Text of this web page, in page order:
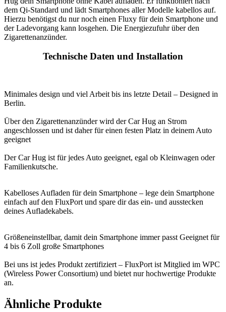
dem Qi-Standard und lädt Smartphones aller Modelle kabellos auf.
Hierzu benötigst du nur noch einen Fluxy für dein Smartphone und
der Ladevorgang kann losgehen. Die Energiezufuhr über den
Zigarettenanzünder.
Technische Daten und Installation
Minimales design und viel Arbeit bis ins letzte Detail – Designed in
Berlin.
Über den Zigarettenanzünder wird der Car Hug an Strom
angeschlossen und ist daher für einen festen Platz in deinem Auto
geeignet
Der Car Hug ist für jedes Auto geeignet, egal ob Kleinwagen oder
Familienkutsche.
Kabelloses Aufladen für dein Smartphone – lege dein Smartphone
einfach auf den FluxPort und spare dir das ein- und ausstecken
deines Aufladekabels.
Größeneinstellbar, damit dein Smartphone immer passt Geeignet für
4 bis 6 Zoll große Smartphones
Bei uns ist jedes Produkt zertifiziert – FluxPort ist Mitglied im WPC
(Wireless Power Consortium) und bietet nur hochwertige Produkte
an.
Ähnliche Produkte